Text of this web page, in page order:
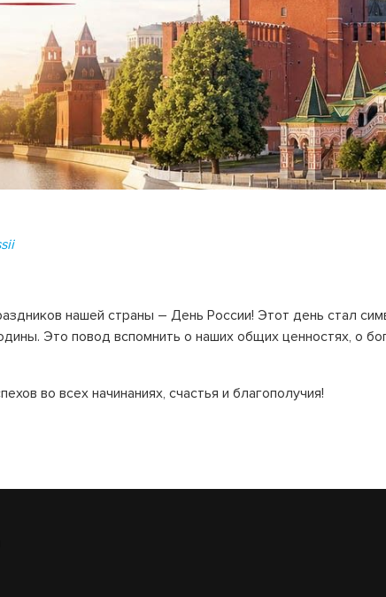
нашей страны – День России! Этот день стал
Это повод вспомнить о наших общих ценностях, о
во всех начинаниях, счастья и благополучия!